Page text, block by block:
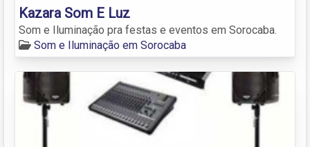
Kazara Som E Luz
Som e Iluminação pra festas e eventos em Sorocaba.
Som e Iluminação em Sorocaba